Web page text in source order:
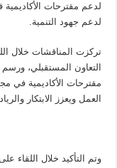
لدعم مقترحات الأكاديمية
لدعم جهود التنمية.
تركزت المناقشات خلال
التعاون المستقبلي،
مقترحات الأكاديمية في
العمل ويعزز الابتكار
وتم التأكيد خلال اللقاء